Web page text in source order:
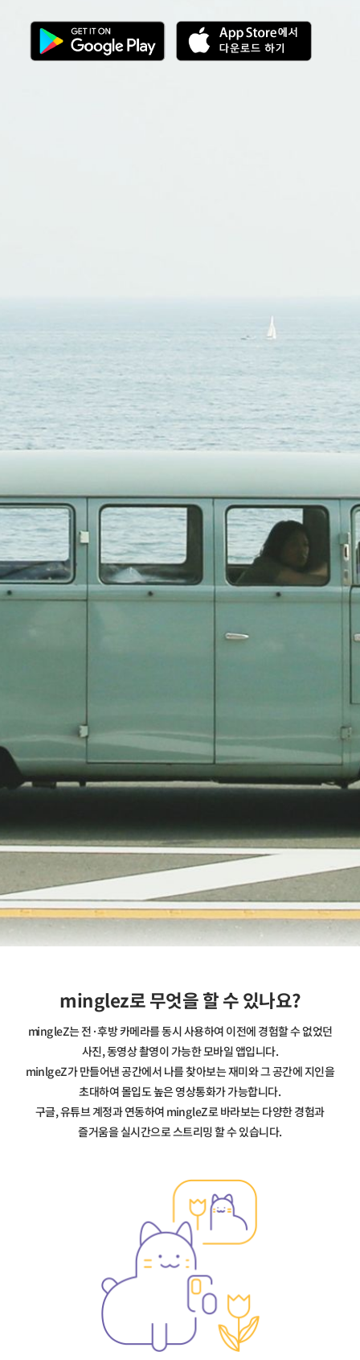
minglez로 무엇을 할 수 있나요?
mingleZ는 전·후방 카메라를 동시 사용하여 이전에 경험할 수 없었던
사진, 동영상 촬영이 가능한 모바일 앱입니다.
minlgeZ가 만들어낸 공간에서 나를 찾아보는 재미와 그 공간에 지인을
초대하여 몰입도 높은 영상통화가 가능합니다.
구글, 유튜브 계정과 연동하여 mingleZ로 바라보는 다양한 경험과
즐거움을 실시간으로 스트리밍 할 수 있습니다.